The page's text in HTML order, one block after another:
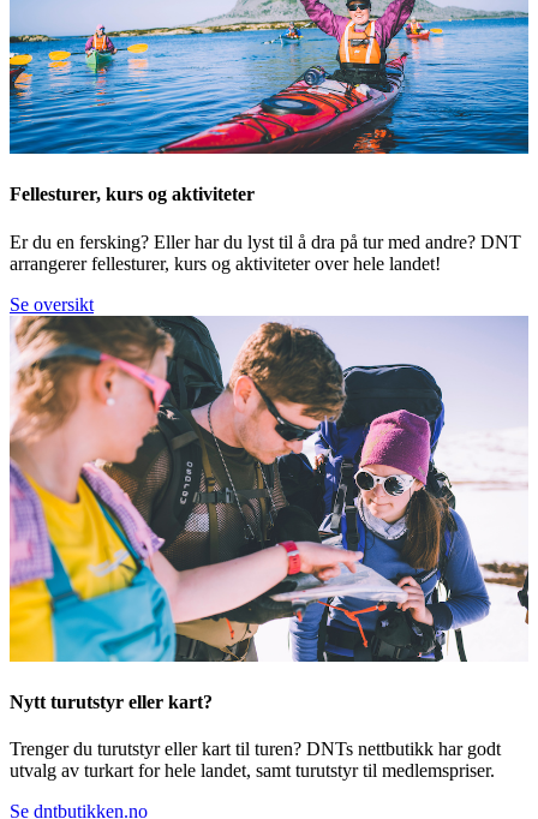
Fellesturer, kurs og aktiviteter
Er du en fersking? Eller har du lyst til å dra på tur med andre? DNT
arrangerer fellesturer, kurs og aktiviteter over hele landet!
Se oversikt
Nytt turutstyr eller kart?
Trenger du turutstyr eller kart til turen? DNTs nettbutikk har godt
utvalg av turkart for hele landet, samt turutstyr til medlemspriser.
Se dntbutikken.no